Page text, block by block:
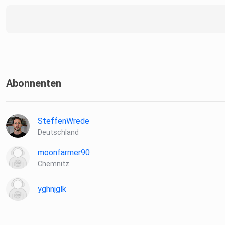
Abonnenten
SteffenWrede
Deutschland
moonfarmer90
Chemnitz
yghnjglk